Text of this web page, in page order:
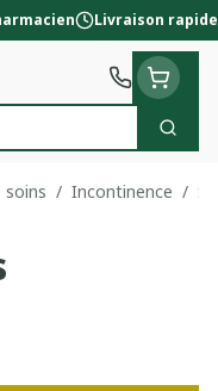
Livraison rapide
soins / Incontinence /